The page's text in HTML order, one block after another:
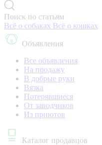
Поиск по статьям
Всё о собаках Всё о кошках
Объявления
Все объявления
На продажу
В добрые руки
Вязка
Потерявшиеся
От заводчиков
Из приютов
Каталог продавцов